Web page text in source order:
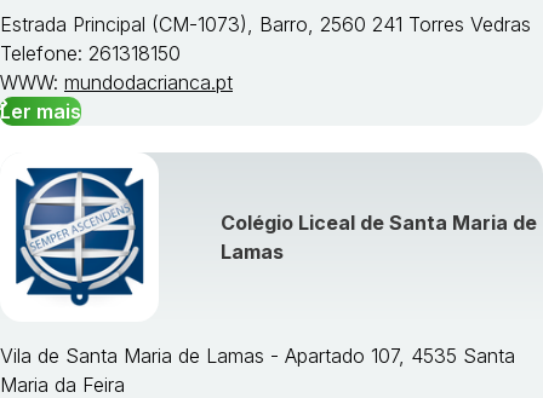
Estrada Principal (CM-1073), Barro, 2560 241 Torres Vedras
Telefone: 261318150
WWW: mundodacrianca.pt
Ler mais
Colégio Liceal de Santa Maria de
Lamas
Vila de Santa Maria de Lamas - Apartado 107, 4535 Santa
Maria da Feira